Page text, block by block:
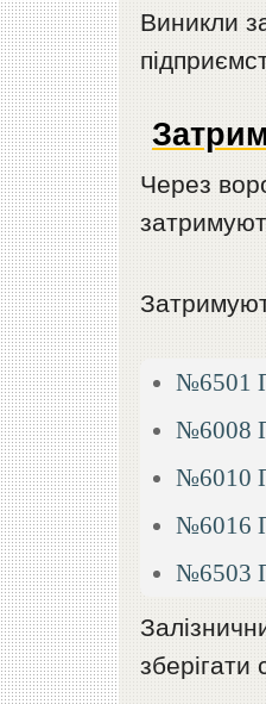
Виникли
Через
№6501
№6008
№6010
№6016
№6503